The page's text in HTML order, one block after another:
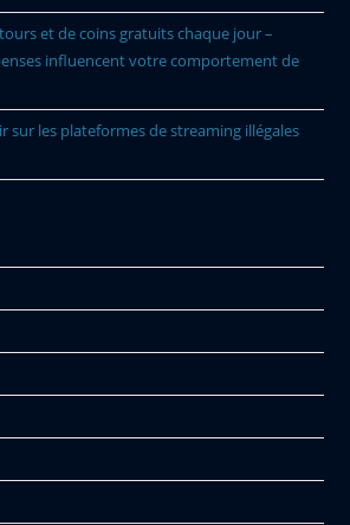
et de coins gratuits chaque jour –
influencent votre comportement de
sur les plateformes de streaming illégales